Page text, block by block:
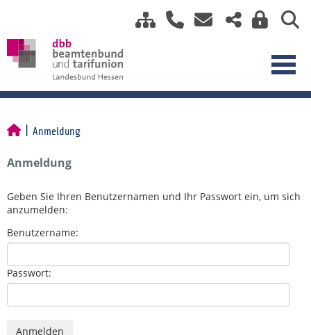
Anmeldung
Anmeldung
Geben Sie Ihren Benutzernamen und Ihr Passwort ein, um sich
anzumelden:
Benutzername:
Passwort: